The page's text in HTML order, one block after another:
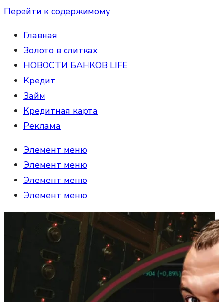
Перейти к содержимому
Главная
Золото в слитках
НОВОСТИ БАНКОВ LIFE
Кредит
Займ
Кредитная карта
Реклама
Элемент меню
Элемент меню
Элемент меню
Элемент меню